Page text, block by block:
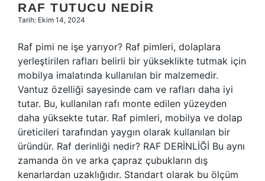
RAF TUTUCU NEDIR
Tarih: Ekim 14, 2024
Raf pimi ne işe yarıyor? Raf pimleri, dolaplara
yerleştirilen rafları belirli bir yükseklikte tutmak için
mobilya imalatında kullanılan bir malzemedir.
Vantuz özelliği sayesinde cam ve rafları daha iyi
tutar. Bu, kullanılan rafı monte edilen yüzeyden
daha yüksekte tutar. Raf pimleri, mobilya ve dolap
üreticileri tarafından yaygın olarak kullanılan bir
üründür. Raf derinliği nedir? RAF DERİNLİĞİ Bu aynı
zamanda ön ve arka çapraz çubukların dış
kenarlardan uzaklığıdır. Standart olarak bu ölçüm